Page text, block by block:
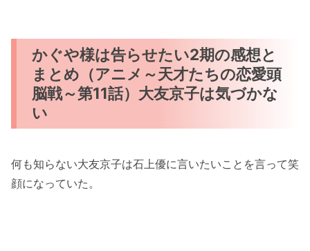
かぐや様は告らせたい2期の感想と
まとめ（アニメ～天才たちの恋愛頭
脳戦～第11話）大友京子は気づかな
い
何も知らない大友京子は石上優に言いたいことを言って笑
顔になっていた。